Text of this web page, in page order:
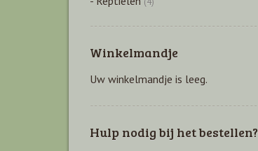
Winkelmandje
Uw winkelmandje is leeg.
Hulp nodig bij het bestellen?